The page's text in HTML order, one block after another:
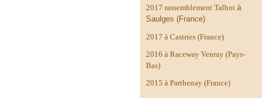
2017 rassemblement Talbot à
Saulges (France)
2017 à Castries (France)
2016 à Raceway Venray (Pays-
Bas)
2015 à Parthenay (France)